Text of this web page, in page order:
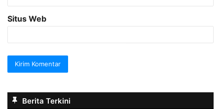
Situs Web
Berita Terkini